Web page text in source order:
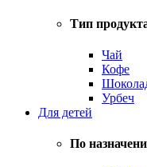
Тип
Чай
Кофе
Урбеч
Для детей
По